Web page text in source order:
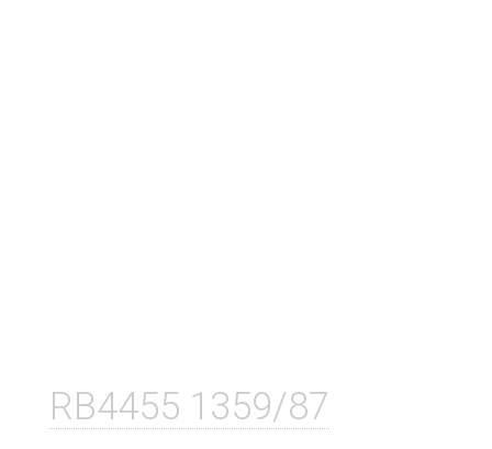
RB4455 1359/87